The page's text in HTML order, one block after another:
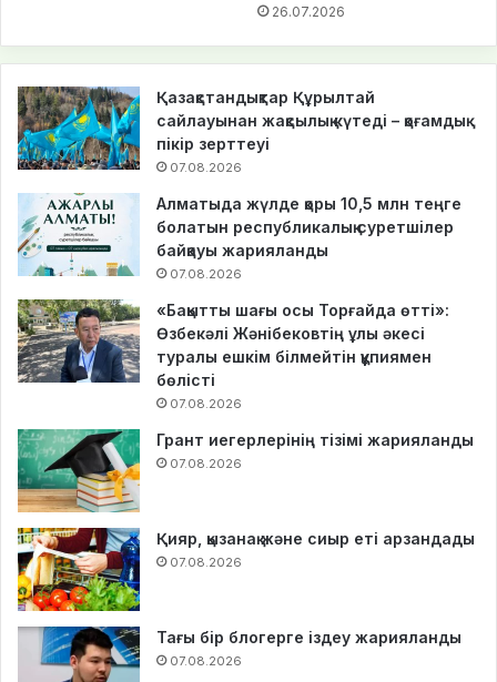
26.07.2026
Қазақстандықтар Құрылтай
сайлауынан жақсылық күтеді – қоғамдық
пікір зерттеуі
07.08.2026
Алматыда жүлде қоры 10,5 млн теңге
болатын республикалық суретшілер
байқауы жарияланды
07.08.2026
«Бақытты шағы осы Торғайда өтті»:
Өзбекәлі Жәнібековтің ұлы әкесі
туралы ешкім білмейтін құпиямен
бөлісті
07.08.2026
Грант иегерлерінің тізімі жарияланды
07.08.2026
Қияр, қызанақ және сиыр еті арзандады
07.08.2026
Тағы бір блогерге іздеу жарияланды
07.08.2026